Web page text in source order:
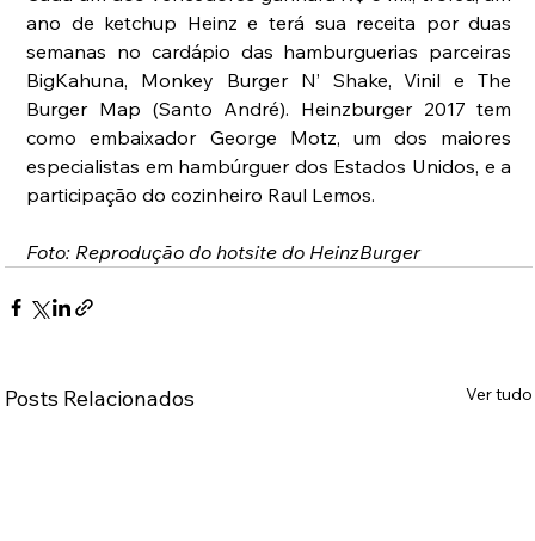
ano de ketchup Heinz e terá sua receita por duas
semanas no cardápio das hamburguerias parceiras
BigKahuna, Monkey Burger N’ Shake, Vinil e The
Burger Map (Santo André). Heinzburger 2017 tem
como embaixador George Motz, um dos maiores
especialistas em hambúrguer dos Estados Unidos, e a
participação do cozinheiro Raul Lemos.
Foto: Reprodução do hotsite do HeinzBurger
Posts Relacionados Ver tudo